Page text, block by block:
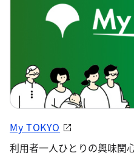
My TOKYO
利用者一人ひとりの興味関